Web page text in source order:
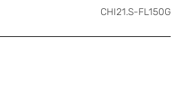
CHI21.S-FL150G